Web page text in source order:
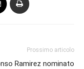
Prossimo articolo
Ramirez nominato